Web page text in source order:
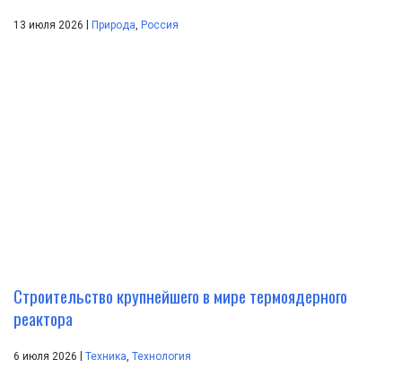
13 июля 2026 | Природа Россия
Строительство крупнейшего в мире термоядерного
реактора
6 июля 2026 Техника, Технология